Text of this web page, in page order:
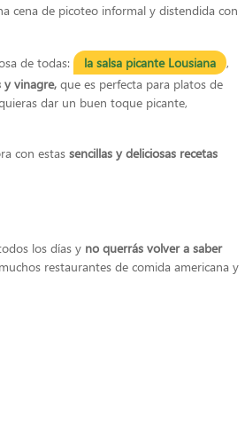
cena de picoteo informal y distendida con
de todas: la salsa picante Lousiana
,
y vinagre, que es perfecta para platos de
dar un buen toque picante,
con estas sencillas y deliciosas recetas
los días y no querrás volver a saber
restaurantes de comida americana y